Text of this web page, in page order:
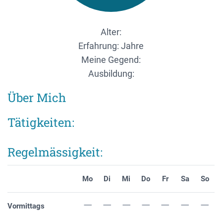
Alter:
Erfahrung: Jahre
Meine Gegend:
Ausbildung:
Über Mich
Tätigkeiten:
Regelmässigkeit:
Mo Di Mi Do Fr Sa So
Vormittags